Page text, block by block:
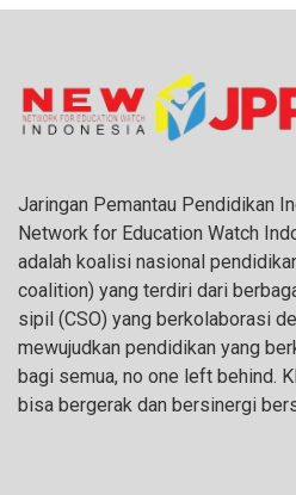
Jaringan Pemantau Pendidikan
Network for Education Watch
adalah koalisi nasional
coalition) yang terdiri dari
sipil (CSO) yang berkolaborasi
mewujudkan pendidikan yang
bagi semua, no one left behind.
bisa bergerak dan bersinergi